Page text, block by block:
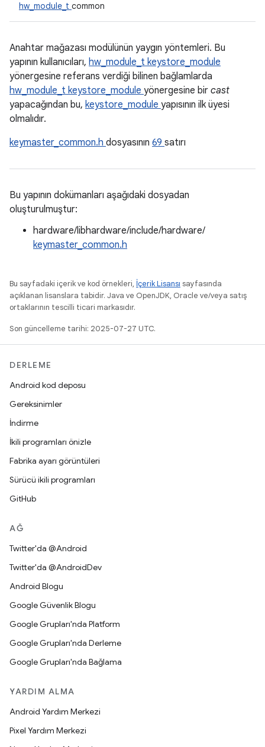
hw_module_t common
Anahtar mağazası modülünün yaygın yöntemleri. Bu
yapının kullanıcıları, hw_module_t keystore_module
yönergesine referans verdiği bilinen bağlamlarda
hw_module_t keystore_module yönergesine bir cast
yapacağından bu, keystore_module yapısının ilk üyesi
olmalıdır.
keymaster_common.h dosyasının 69 satırı
Bu yapının dokümanları aşağıdaki dosyadan
oluşturulmuştur:
hardware/libhardware/include/hardware/
keymaster_common.h
Bu sayfadaki içerik ve kod örnekleri, İçerik Lisansı sayfasında
açıklanan lisanslara tabidir. Java ve OpenJDK, Oracle ve/veya satış
ortaklarının tescilli ticari markasıdır.
Son güncelleme tarihi: 2025-07-27 UTC.
DERLEME
Android kod deposu
Gereksinimler
İndirme
İkili programları önizle
Fabrika ayarı görüntüleri
Sürücü ikili programları
GitHub
AĞ
Twitter'da @Android
Twitter'da @AndroidDev
Android Blogu
Google Güvenlik Blogu
Google Grupları'nda Platform
Google Grupları'nda Derleme
Google Grupları'nda Bağlama
YARDIM ALMA
Android Yardım Merkezi
Pixel Yardım Merkezi